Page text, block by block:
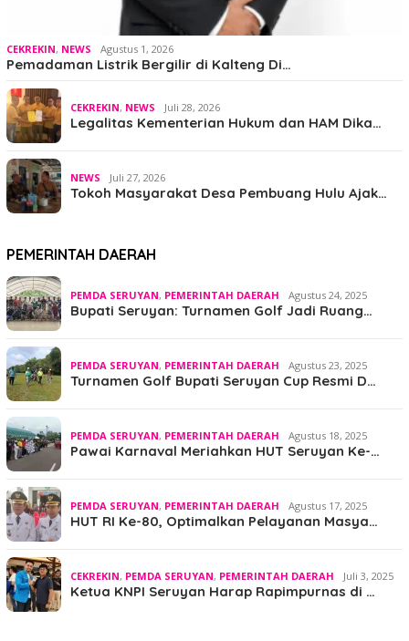
CEKREKIN, NEWS Agustus 1, 2026
Pemadaman Listrik Bergilir di Kalteng Di…
CEKREKIN, NEWS Juli 28, 2026
Legalitas Kementerian Hukum dan HAM Dika…
NEWS Juli 27, 2026
Tokoh Masyarakat Desa Pembuang Hulu Ajak…
PEMERINTAH DAERAH
PEMDA SERUYAN, PEMERINTAH DAERAH Agustus 24, 2025
Bupati Seruyan: Turnamen Golf Jadi Ruang…
PEMDA SERUYAN, PEMERINTAH DAERAH Agustus 23, 2025
Turnamen Golf Bupati Seruyan Cup Resmi D…
PEMDA SERUYAN, PEMERINTAH DAERAH Agustus 18, 2025
Pawai Karnaval Meriahkan HUT Seruyan Ke-…
PEMDA SERUYAN, PEMERINTAH DAERAH Agustus 17, 2025
HUT RI Ke-80, Optimalkan Pelayanan Masya…
CEKREKIN, PEMDA SERUYAN, PEMERINTAH DAERAH Juli 3, 2025
Ketua KNPI Seruyan Harap Rapimpurnas di …